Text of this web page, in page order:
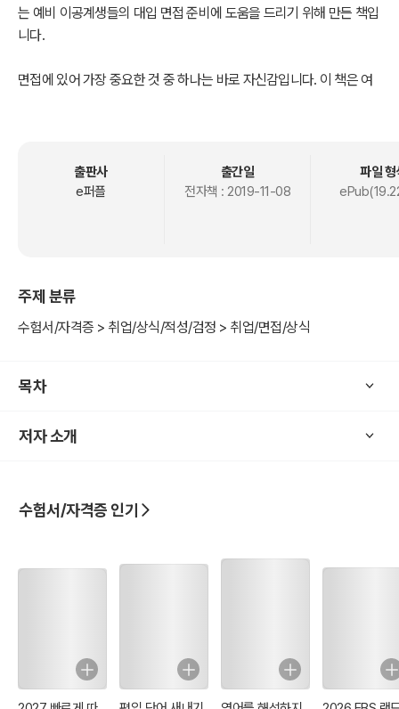
는 예비 이공계생들의 대입 면접 준비에 도움을 드리기 위해 만든 책입
니다.
면접에 있어 가장 중요한 것 중 하나는 바로 자신감입니다. 이 책은 여
이 책은 이공계생들이 각자 원하는 회사에 취업을 하거나 또는 이공계
이라는 분야를 특정하여 만든 책이니 면접에 도움 될 것이고 독자님들
께 큰 행운을 가져다 줄 것입니다.
우 중요하다고 할 수 있습니다. 이 책이 국가의 동량지재(棟梁之材)를
하시기를 크게 크게 축복합니다.
출판사
e퍼플
출간일
전자책 : 2019-11-08
파일 형
주제 분류
수험서/자격증 > 취업/상식/적성/검정 > 취업/면접/상식
목차
저자 소개
수험서/자격증 인기